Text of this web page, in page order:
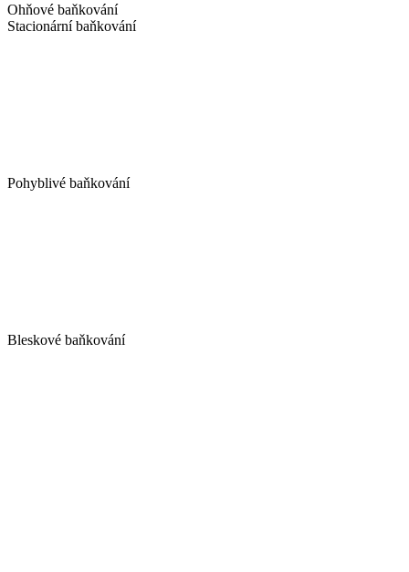
Ohňové baňkování
Stacionární baňkování
Pohyblivé baňkování
Bleskové baňkování